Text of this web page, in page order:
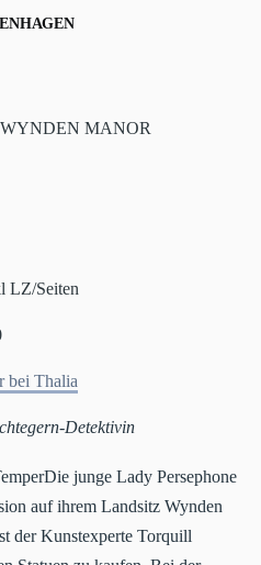
LZ/Seiten
bei Thalia
Detektivin
junge Lady Persephone
auf ihrem Landsitz Wynden
der Kunstexperte Torquill